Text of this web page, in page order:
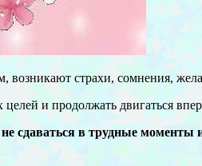
страхи, сомнения,
и продолжать двигаться
в трудные моменты